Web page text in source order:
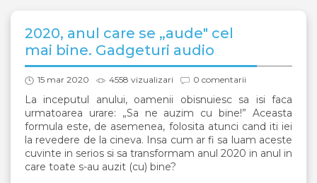
2020, anul care se „aude" cel
mai bine. Gadgeturi audio
15 mar 2020 4558 vizualizari 0 comentarii
La inceputul anului, oamenii obisnuiesc sa isi faca
urmatoarea urare: „Sa ne auzim cu bine!” Aceasta
formula este, de asemenea, folosita atunci cand iti iei
la revedere de la cineva. Insa cum ar fi sa luam aceste
cuvinte in serios si sa transformam anul 2020 in anul in
care toate s-au auzit (cu) bine?